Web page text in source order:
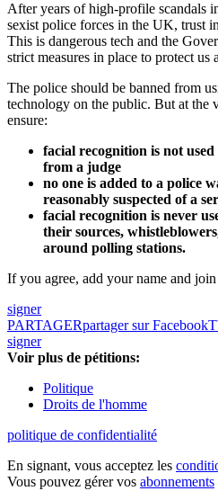
After years of high-profile scandals
sexist police forces in the UK, trust
This is dangerous tech and the
strict measures in place to protect us
The police should be banned from
technology on the public. But at the
ensure:
facial recognition is not
from a judge
no one is added to a police
reasonably suspected of a
facial recognition is never
their sources,
around polling stations.
If you agree, add your name and
signer
PARTAGERpartager sur Facebook
signer
Voir plus de pétitions:
Politique
Droits de l'homme
politique de confidentialité
En signant, vous acceptez les
Vous pouvez gérer vos abonnements